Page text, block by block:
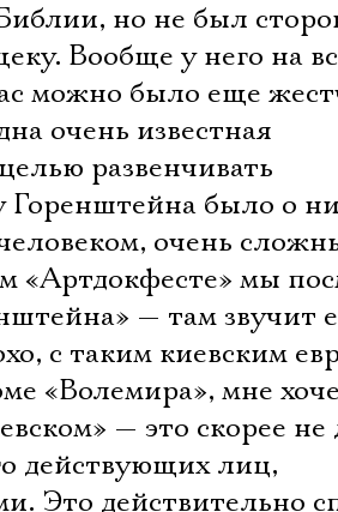
но не был
Вообще у него на
можно было еще
очень известная
развенчивать
Горенштейна было о
очень
«Артдокфесте» мы
— там звучит
с таким киевским
«Волемира», мне
— это скорее не
действующих лиц,
Это действительно